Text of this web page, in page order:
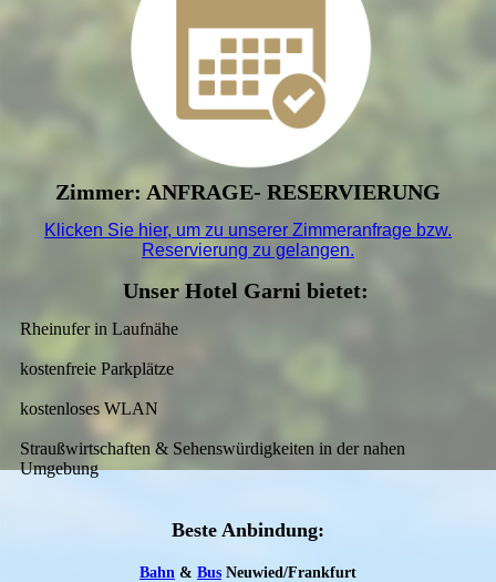
Zimmer: ANFRAGE- RESERVIERUNG
Klicken Sie hier, um zu unserer Zimmeranfrage bzw.
Reservierung zu gelangen.
Unser Hotel Garni bietet:
Rheinufer in Laufnähe
kostenfreie Parkplätze
kostenloses WLAN
Straußwirtschaften & Sehenswürdigkeiten in der nahen
Umgebung
Beste An­bindung:
Bahn & Bus Neuwied/Frankfurt